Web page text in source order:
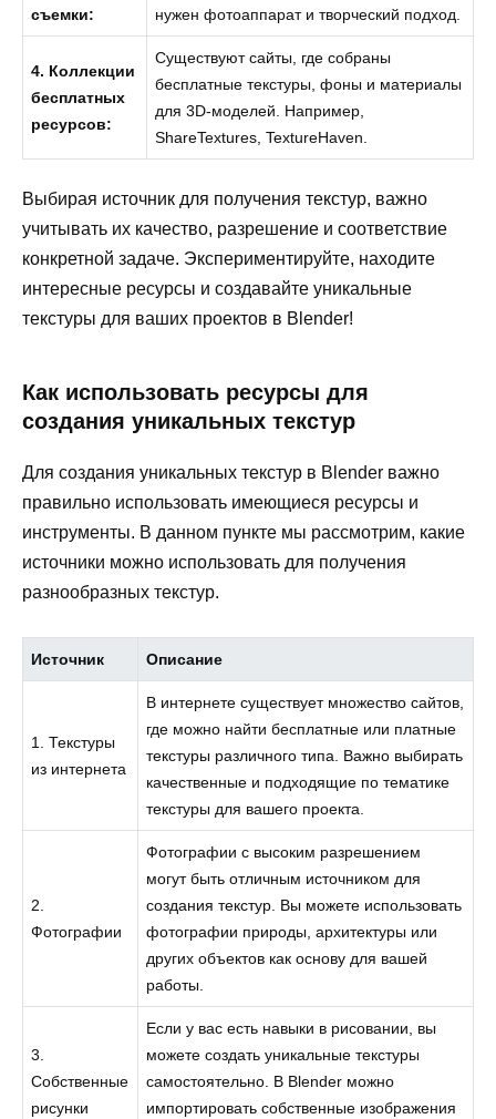
съемки:
нужен фотоаппарат и творческий подход.
4. Коллекции
бесплатных
ресурсов:
Существуют сайты, где собраны
бесплатные текстуры, фоны и материалы
для 3D-моделей. Например,
ShareTextures, TextureHaven.
Выбирая источник для получения текстур, важно
учитывать их качество, разрешение и соответствие
конкретной задаче. Экспериментируйте, находите
интересные ресурсы и создавайте уникальные
текстуры для ваших проектов в Blender!
Как использовать ресурсы для
создания уникальных текстур
Для создания уникальных текстур в Blender важно
правильно использовать имеющиеся ресурсы и
инструменты. В данном пункте мы рассмотрим, какие
источники можно использовать для получения
разнообразных текстур.
Источник Описание
1. Текстуры
из интернета
В интернете существует множество сайтов,
где можно найти бесплатные или платные
текстуры различного типа. Важно выбирать
качественные и подходящие по тематике
текстуры для вашего проекта.
2.
Фотографии
Фотографии с высоким разрешением
могут быть отличным источником для
создания текстур. Вы можете использовать
фотографии природы, архитектуры или
других объектов как основу для вашей
работы.
3.
Собственные
рисунки
Если у вас есть навыки в рисовании, вы
можете создать уникальные текстуры
самостоятельно. В Blender можно
импортировать собственные изображения